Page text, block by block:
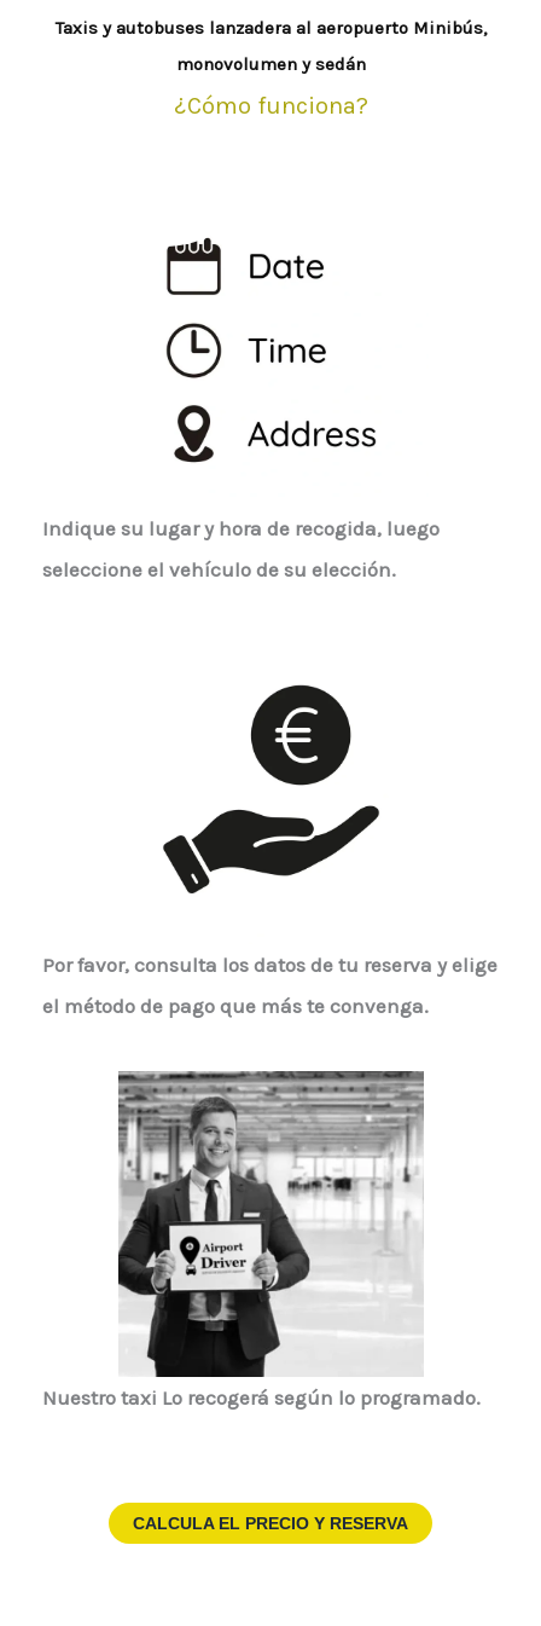
Taxis y autobuses lanzadera al aeropuertoMinibús,
monovolumen y sedán
¿Cómo funciona?
Indique su lugar y hora de recogida, luego
seleccione el vehículo de su elección.
Por favor, consulta los datos de tu reserva y elige
el método de pago que más te convenga.
Nuestro taxi Lo recogerá según lo programado.
CALCULA EL PRECIO Y RESERVA